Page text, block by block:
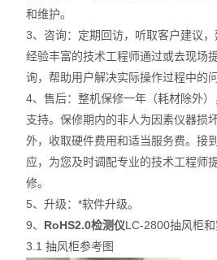
和维护。
3、咨询：定期回访，听取客户建议
经验丰富的技术工程师通过或去现场
询，帮助用户解决实际操作过程中的问
4、售后：整机保修一年（耗材除外
支持。保修期内的非人为因素仪器损
外，收取硬件费用和适当服务费。接
应，为您及时调配专业的技术工程师
修。
5、升级：*软件升级。
9、 RoHS2.0检测仪LC-2800抽风柜
3.1抽风柜参考图